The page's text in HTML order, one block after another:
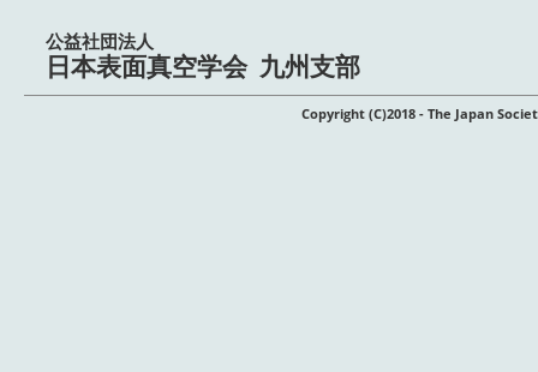
公益社団法人
日本表面真空学会 九州支部
Copyright (C)2018 - The Japan